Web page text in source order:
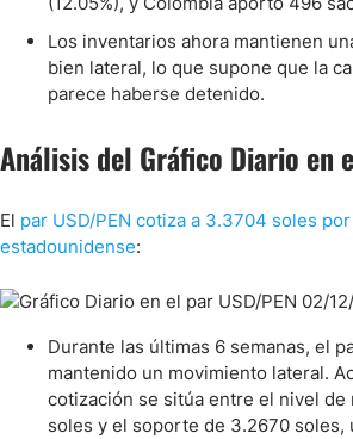
Los inventarios ahora mantienen
bien lateral, lo que supone que la
parece haberse detenido.
Análisis del Gráfico Diario en
El par USD/PEN cotiza a 3.3704 soles
estadounidense:
Durante las últimas 6 semanas, el
mantenido un movimiento lateral.
cotización se sitúa entre el nivel
soles y el soporte de 3.2670 soles,